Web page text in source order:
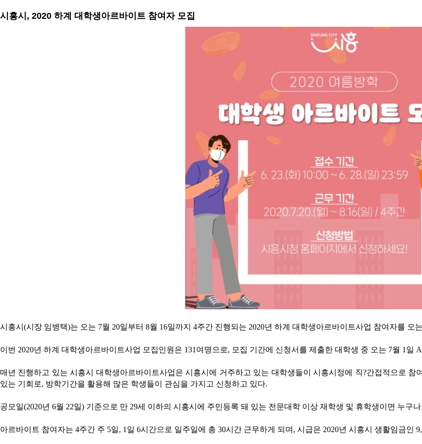
시흥시, 2020 하계 대학생아르바이트 참여자 모집
시흥시(시장 임병택)는 오는 7월 20일부터 8월 16일까지 4주간 진행되는 2020년 하계 대학생아르바이트사업 참여자를 오
이번 2020년 하계 대학생아르바이트사업 모집인원은 131여명으로, 모집 기간에 신청서를 제출한 대학생 중 오는 7월 1일
매년 진행하고 있는 시흥시 대학생아르바이트사업은 시흥시에 거주하고 있는 대학생들이 시흥시정에 직?간접적으로
있는 기회로, 방학기간을 활용해 많은 학생들이 관심을 가지고 신청하고 있다.
공모일(2020년 6월 22일) 기준으로 만 29세 이하의 시흥시에 주민등록 돼 있는 전문대학 이상 재학생 및 휴학생이면 누구
아르바이트 참여자는 4주간 주 5일, 1일 6시간으로 일주일에 총 30시간 근무하게 되며, 시급은 2020년 시흥시 생활임금인